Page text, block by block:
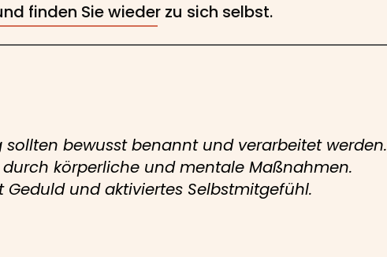
finden Sie wieder zu sich selbst.
bewusst benannt und verarbeitet werden.
körperliche und mentale Maßnahmen.
und aktiviertes Selbstmitgefühl.